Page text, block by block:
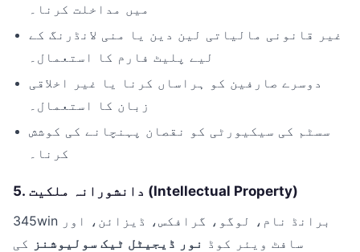
میں مداخلت کرنا۔
غیر قانونی مالیاتی لین دین یا منی لانڈرنگ کے
لیے پلیٹ فارم کا استعمال۔
دوسرے صارفین کو ہراساں کرنا یا غیر اخلاقی
زبان کا استعمال۔
سسٹم کی سیکیورٹی کو نقصان پہنچانے کی کوشش
کرنا۔
5. دانشورانہ ملکیت (Intellectual Property)
345win برانڈ نام، لوگو، گرافکس، ڈیزائن، اور
سافٹ ویئر کوڈ نور ڈیجیٹل ٹیک سولیوشنز کی